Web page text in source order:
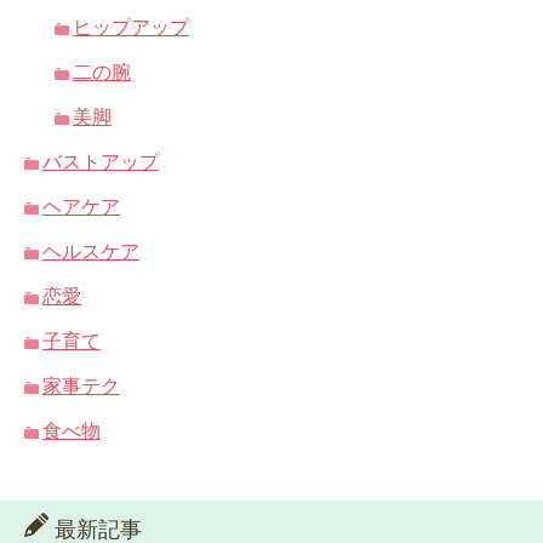
ヒップアップ
二の腕
美脚
バストアップ
ヘアケア
ヘルスケア
恋愛
子育て
家事テク
食べ物
最新記事